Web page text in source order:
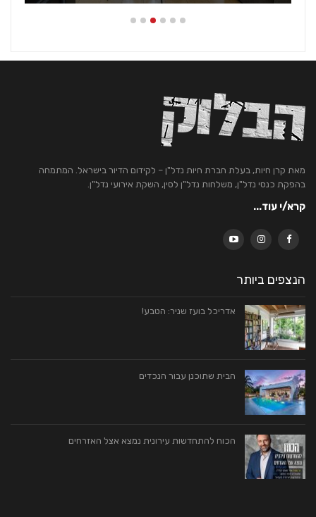
מאת קרן חיות, בעלת חברת חיות נדל"ן – לקידום הדיור בישראל. המתמחה
בהפקת כנסי נדל"ן, משלחות נדל"ן לסין, השקת אירועי נדל"ן.
קרא/י עוד...
הנצפים ביותר
אדריכל בועז שניר: הטבע!
הבית שתוכנן עבור הנכדים
הכוח להתחדשות עירונית נמצא אצל האזרחים